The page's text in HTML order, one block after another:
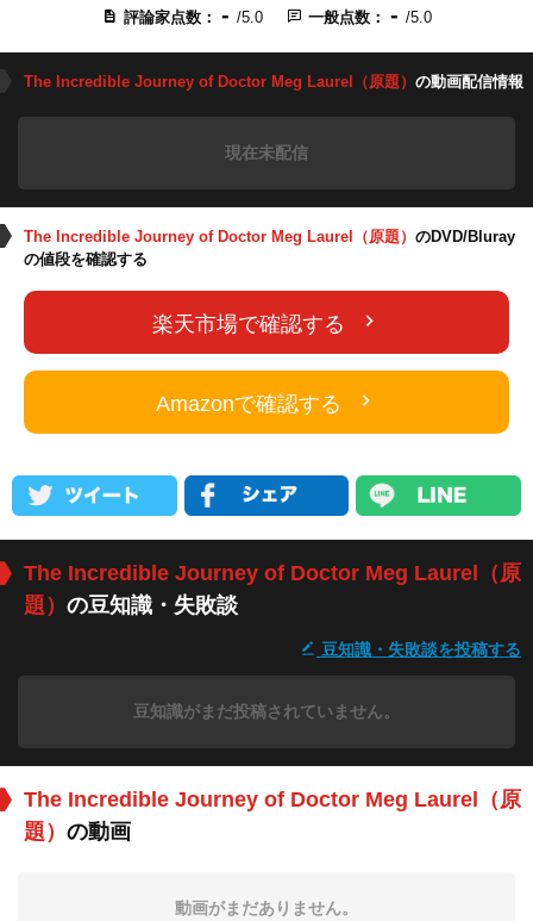
評論家点数： - /5.0 一般点数： - /5.0
The Incredible Journey of Doctor Meg Laurel（原題） の動画配信情報
現在未配信
The Incredible Journey of Doctor Meg Laurel（原題） のDVD/Bluray
の値段を確認する
楽天市場で確認する
Amazonで確認する
The Incredible Journey of Doctor Meg Laurel（原
題） の豆知識・失敗談
豆知識・失敗談を投稿する
豆知識がまだ投稿されていません。
The Incredible Journey of Doctor Meg Laurel（原
題） の動画
動画がまだありません。